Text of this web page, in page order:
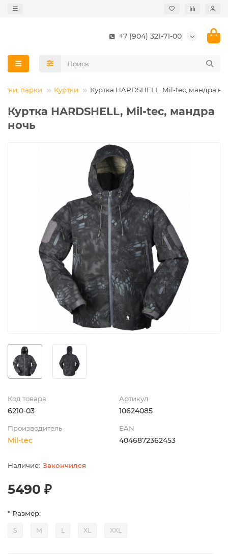
+7 (904) 321-71-00
парки Куртки Куртка HARDSHELL, Mil-tec, мандра
Куртка HARDSHELL, Mil-tec, мандра
ночь
Код товара
6210-03
Артикул
10624085
Производитель
Mil-tec
EAN
4046872362453
Закончился
5490 ₽
* Размер:
S M L XL XXL